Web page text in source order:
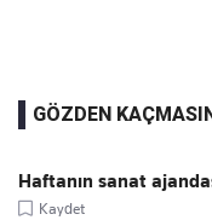
GÖZDEN KAÇMASIN
Haftanın sanat
Kaydet